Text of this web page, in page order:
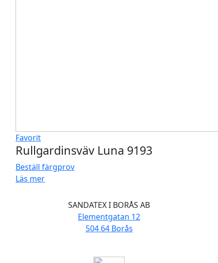
Favorit
Rullgardinsväv Luna 9193
Beställ färgprov
Läs mer
SANDATEX I BORÅS AB
Elementgatan 12
504 64 Borås